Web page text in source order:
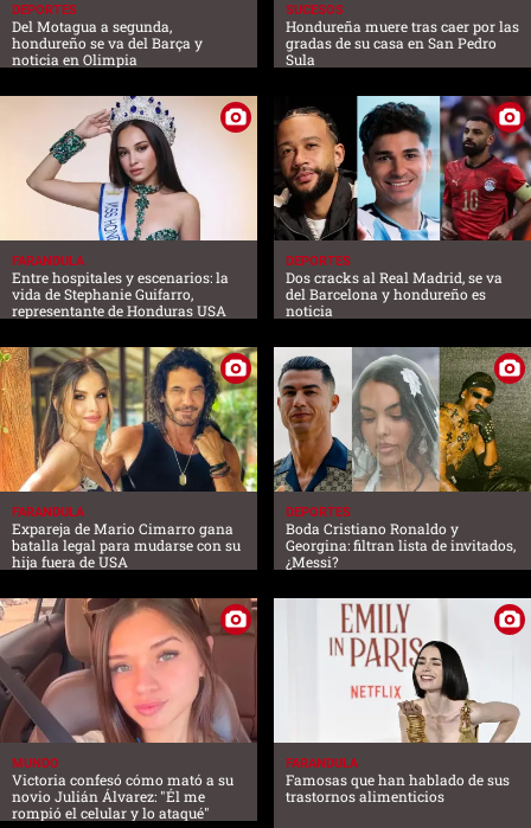
DEPORTES
Del Motagua a segunda,
hondureño se va del Barça y
noticia en Olimpia
SUCESOS
Hondureña muere tras caer por las
gradas de su casa en San Pedro
Sula
FARANDULA
Entre hospitales y escenarios: la
vida de Stephanie Guifarro,
representante de Honduras USA
DEPORTES
Dos cracks al Real Madrid, se va
del Barcelona y hondureño es
noticia
FARANDULA
Expareja de Mario Cimarro gana
batalla legal para mudarse con su
hija fuera de USA
DEPORTES
Boda Cristiano Ronaldo y
Georgina: filtran lista de invitados,
¿Messi?
MUNDO
Victoria confesó cómo mató a su
novio Julián Álvarez: "Él me
rompió el celular y lo ataqué"
FARANDULA
Famosas que han hablado de sus
trastornos alimenticios